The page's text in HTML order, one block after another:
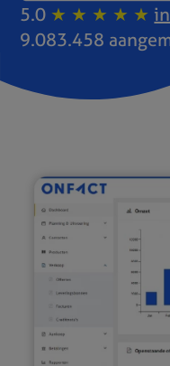
5.0 ★ ★ ★ ★ ★
9.083.458